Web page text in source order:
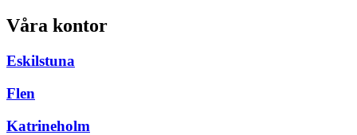
Våra kontor
Eskilstuna
Flen
Katrineholm